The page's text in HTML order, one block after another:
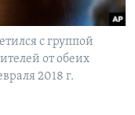
с группой
от обеих
2018 г.